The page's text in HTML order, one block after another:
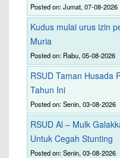
Posted on: Jumat, 07-08-2026
Kudus mulai urus izin
Muria
Posted on: Rabu, 05-08-2026
RSUD Taman Husada
Tahun Ini
Posted on: Senin, 03-08-2026
RSUD Al – Mulk
Untuk Cegah Stunting
Posted on: Senin, 03-08-2026